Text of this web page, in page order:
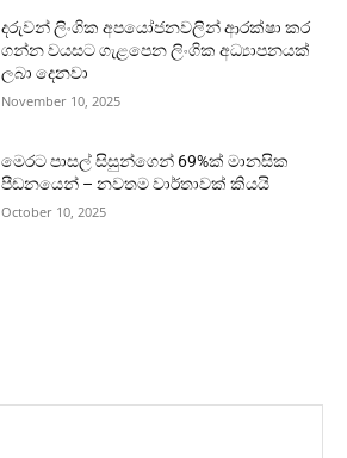
දරුවන් ලිංගික අපයෝජනවලින් ආරක්ෂා කර
ගන්න වයසට ගැළපෙන ලිංගික අධ්‍යාපනයක්
ලබා දෙනවා
November 10, 2025
මෙරට පාසල් සිසුන්ගෙන් 69%ක් මානසික
පීඩනයෙන් – නවතම වාර්තාවක් කියයි
October 10, 2025